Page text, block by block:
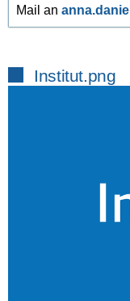
Mail ananna.daniel
Institut.png